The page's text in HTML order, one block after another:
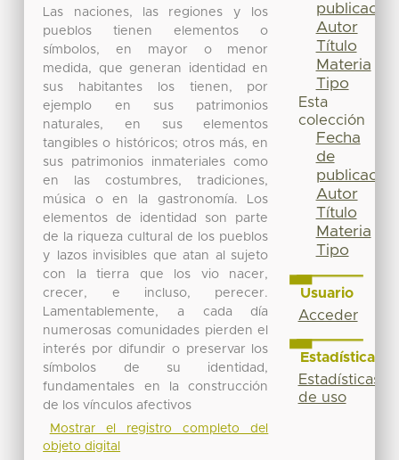
Las naciones, las regiones y los
pueblos tienen elementos o
símbolos, en mayor o menor
medida, que generan identidad en
sus habitantes los tienen, por
ejemplo en sus patrimonios
naturales, en sus elementos
tangibles o históricos; otros más, en
sus patrimonios inmateriales como
en las costumbres, tradiciones,
música o en la gastronomía. Los
elementos de identidad son parte
de la riqueza cultural de los pueblos
y lazos invisibles que atan al sujeto
con la tierra que los vio nacer,
crecer, e incluso, perecer.
Lamentablemente, a cada día
numerosas comunidades pierden el
interés por difundir o preservar los
símbolos de su identidad,
fundamentales en la construcción
de los vínculos afectivos
Mostrar el registro completo del
objeto digital
publicación
Autor
Título
Materia
Tipo
Esta
colección
Fecha
de
publicación
Autor
Título
Materia
Tipo
Usuario
Acceder
Estadísticas
Estadísticas
de uso